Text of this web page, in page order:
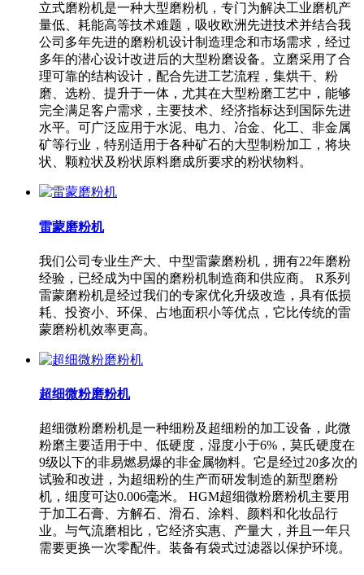
立式磨粉机是一种大型磨粉机，专门为解决工业磨机产
量低、耗能高等技术难题，吸收欧洲先进技术并结合我
公司多年先进的磨粉机设计制造理念和市场需求，经过
多年的潜心设计改进后的大型粉磨设备。立磨采用了合
理可靠的结构设计，配合先进工艺流程，集烘干、粉
磨、选粉、提升于一体，尤其在大型粉磨工艺中，能够
完全满足客户需求，主要技术、经济指标达到国际先进
水平。可广泛应用于水泥、电力、冶金、化工、非金属
矿等行业，特别适用于各种矿石的大型制粉加工，将块
状、颗粒状及粉状原料磨成所要求的粉状物料。
雷蒙磨粉机
我们公司专业生产大、中型雷蒙磨粉机，拥有22年磨粉
经验，已经成为中国的磨粉机制造商和供应商。 R系列
雷蒙磨粉机是经过我们的专家优化升级改造，具有低损
耗、投资小、环保、占地面积小等优点，它比传统的雷
蒙磨粉机效率更高。
超细微粉磨粉机
超细微粉磨粉机是一种细粉及超细粉的加工设备，此微
粉磨主要适用于中、低硬度，湿度小于6%，莫氏硬度在
9级以下的非易燃易爆的非金属物料。它是经过20多次的
试验和改进，为超细粉的生产而研发制造的新型磨粉
机，细度可达0.006毫米。 HGM超细微粉磨粉机主要用
于加工石膏、方解石、滑石、涂料、颜料和化妆品行
业。与气流磨相比，它经济实惠、产量大，并且一年只
需要更换一次零配件。装备有袋式过滤器以保护环境。